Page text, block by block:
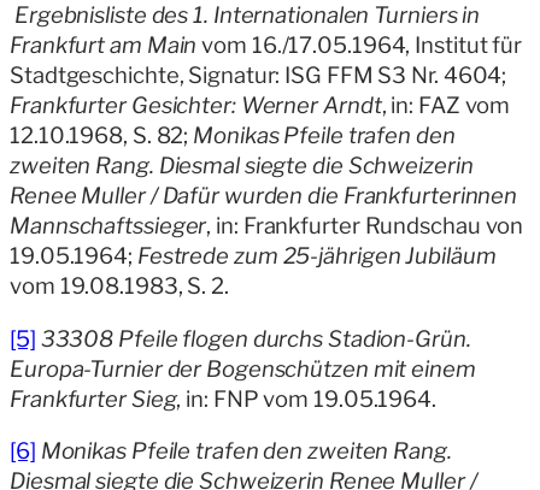
Ergebnisliste des 1. Internationalen Turniers in
Frankfurt am Mainvom 16./17.05.1964, Institut für
Stadtgeschichte, Signatur: ISG FFM S3 Nr. 4604;
Frankfurter Gesichter: Werner Arndt, in: FAZ vom
12.10.1968, S. 82; Monikas Pfeile trafen den
zweiten Rang. Diesmal siegte die Schweizerin
Renee Muller / Dafür wurden die Frankfurterinnen
Mannschaftssieger, in: Frankfurter Rundschau von
19.05.1964; Festrede zum 25-jährigen Jubiläum
vom 19.08.1983, S. 2.
[5] 33308 Pfeile flogen durchs Stadion-Grün.
Europa-Turnier der Bogenschützen mit einem
Frankfurter Sieg, in: FNP vom 19.05.1964.
[6] Monikas Pfeile trafen den zweiten Rang.
Diesmal siegte die Schweizerin Renee Muller /